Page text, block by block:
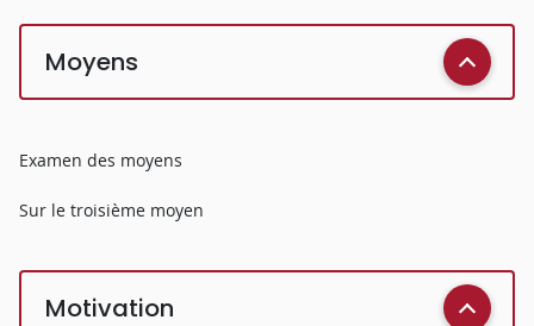
Moyens
Examen des moyens
Sur le troisième moyen
Motivation